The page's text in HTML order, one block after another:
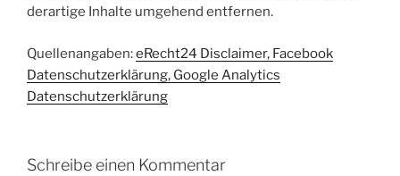
derartige Inhalte umgehend entfernen.
Quellenangaben:eRecht24 Disclaimer, Facebook
Datenschutzerklärung, Google Analytics
Datenschutzerklärung
Schreibe einen Kommentar